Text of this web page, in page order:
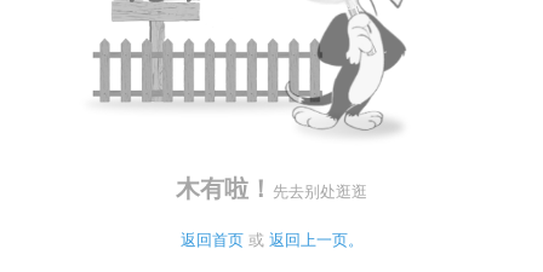
木有啦！ 先去别处逛逛
返回首页 或 返回上一页。